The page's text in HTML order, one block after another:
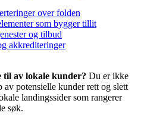
over folden
som bygger tillit
og tilbud
akkrediteringer
til av lokale kunder? Du er ikke
potensielle kunder rett og slett
landingssider som rangerer
søk.